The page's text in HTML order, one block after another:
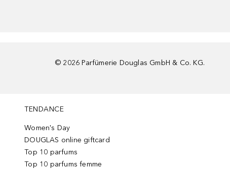
© 2026 Parfümerie Douglas GmbH & Co. KG.
TENDANCE
Women's Day
DOUGLAS online giftcard
Top 10 parfums
Top 10 parfums femme